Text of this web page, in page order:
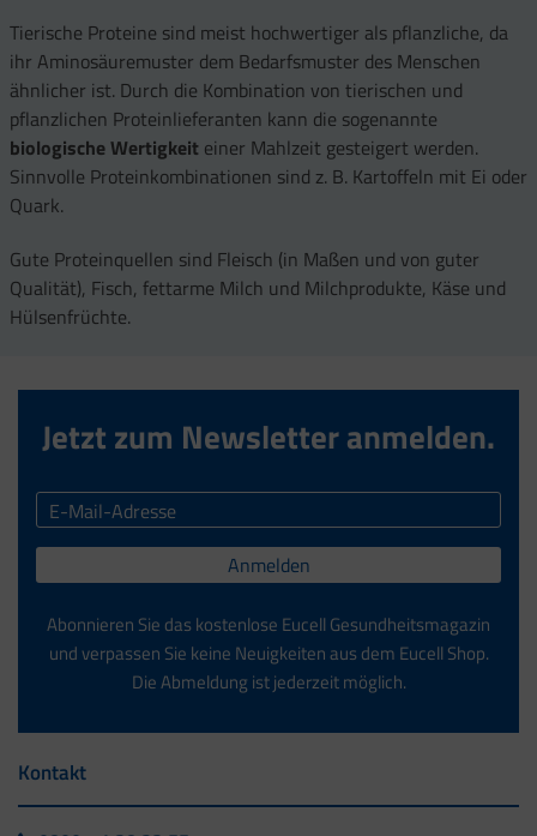
Tierische Proteine sind meist hochwertiger als pflanzliche, da
ihr Aminosäuremuster dem Bedarfsmuster des Menschen
ähnlicher ist. Durch die Kombination von tierischen und
pflanzlichen Proteinlieferanten kann die sogenannte
biologische Wertigkeit einer Mahlzeit gesteigert werden.
Sinnvolle Proteinkombinationen sind z. B. Kartoffeln mit Ei oder
Quark.
Gute Proteinquellen sind Fleisch (in Maßen und von guter
Qualität), Fisch, fettarme Milch und Milchprodukte, Käse und
Hülsenfrüchte.
Jetzt zum Newsletter anmelden.
Anmelden
Abonnieren Sie das kostenlose Eucell Gesundheitsmagazin
und verpassen Sie keine Neuigkeiten aus dem Eucell Shop.
Die Abmeldung ist jederzeit möglich.
Kontakt